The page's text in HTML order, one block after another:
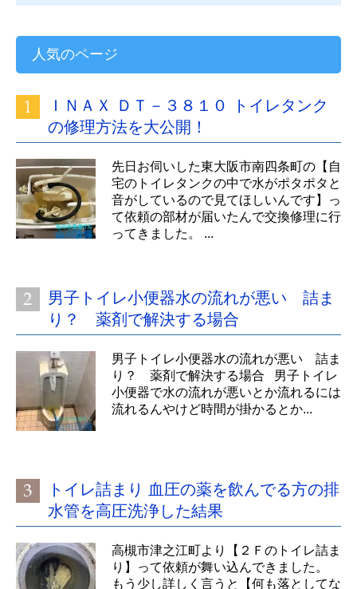
人気のページ
ＩＮＡＸ ＤＴ－３８１０ トイレタンク
の修理方法を大公開！
先日お伺いした東大阪市南四条町の【自
宅のトイレタンクの中で水がポタポタと
音がしているので見てほしいんです】っ
て依頼の部材が届いたんで交換修理に行
ってきました。 ...
男子トイレ小便器水の流れが悪い 詰ま
り？ 薬剤で解決する場合
男子トイレ小便器水の流れが悪い 詰ま
り？ 薬剤で解決する場合 男子トイレ
小便器で水の流れが悪いとか流れるには
流れるんやけど時間が掛かるとか...
トイレ詰まり 血圧の薬を飲んでる方の排
水管を高圧洗浄した結果
高槻市津之江町より【２Ｆのトイレ詰ま
り】って依頼が舞い込んできました。
もう少し詳しく言うと【何も落としてな